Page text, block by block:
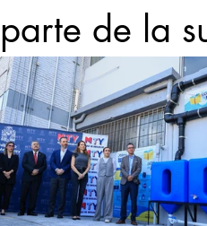
parte de la